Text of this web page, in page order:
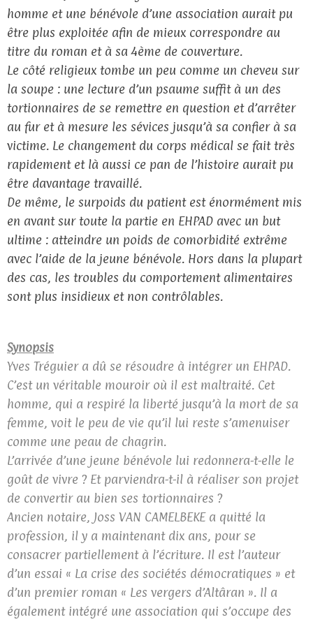
homme et une bénévole d’une association aurait pu
être plus exploitée afin de mieux correspondre au
titre du roman et à sa 4ème de couverture.
Le côté religieux tombe un peu comme un cheveu sur
la soupe : une lecture d’un psaume suffit à un des
tortionnaires de se remettre en question et d’arrêter
au fur et à mesure les sévices jusqu’à sa confier à sa
victime. Le changement du corps médical se fait très
rapidement et là aussi ce pan de l’histoire aurait pu
être davantage travaillé.
De même, le surpoids du patient est énormément mis
en avant sur toute la partie en EHPAD avec un but
ultime : atteindre un poids de comorbidité extrême
avec l’aide de la jeune bénévole. Hors dans la plupart
des cas, les troubles du comportement alimentaires
sont plus insidieux et non contrôlables.
Synopsis
Yves Tréguier a dû se résoudre à intégrer un EHPAD.
C’est un véritable mouroir où il est maltraité. Cet
homme, qui a respiré la liberté jusqu’à la mort de sa
femme, voit le peu de vie qu’il lui reste s’amenuiser
comme une peau de chagrin.
L’arrivée d’une jeune bénévole lui redonnera-t-elle le
goût de vivre ? Et parviendra-t-il à réaliser son projet
de convertir au bien ses tortionnaires ?
Ancien notaire, Joss VAN CAMELBEKE a quitté la
profession, il y a maintenant dix ans, pour se
consacrer partiellement à l’écriture. Il est l’auteur
d’un essai « La crise des sociétés démocratiques » et
d’un premier roman « Les vergers d’Altâran ». Il a
également intégré une association qui s’occupe des